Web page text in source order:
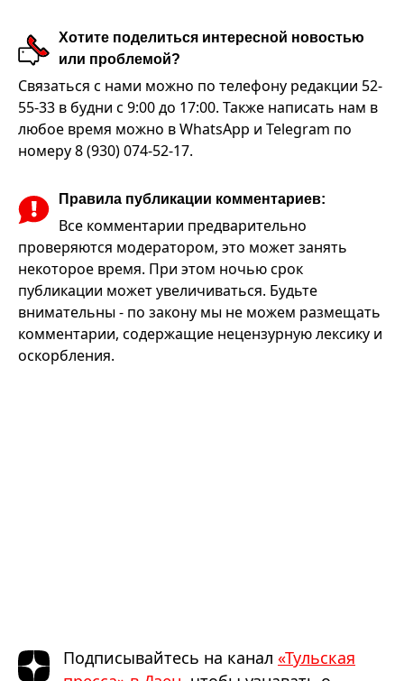
Хотите поделиться интересной новостью
или проблемой?
Связаться с нами можно по телефону редакции 52-
55-33 в будни с 9:00 до 17:00. Также написать нам в
любое время можно в WhatsApp и Telegram по
номеру 8 (930) 074-52-17.
Правила публикации комментариев:
Все комментарии предварительно
проверяются модератором, это может занять
некоторое время. При этом ночью срок
публикации может увеличиваться. Будьте
внимательны - по закону мы не можем размещать
комментарии, содержащие нецензурную лексику и
оскорбления.
Подписывайтесь на канал «Тульская